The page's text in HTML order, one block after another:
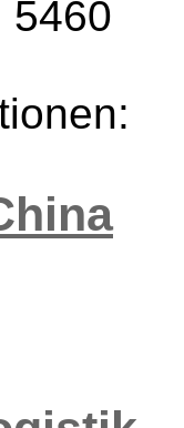
5460